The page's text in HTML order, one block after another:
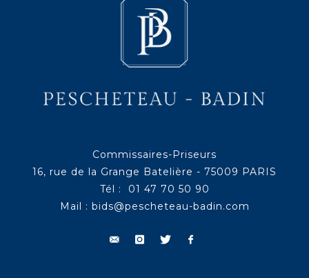
Commissaires-Priseurs
16, rue de la Grange Batelière - 75009 PARIS
Tél : 01 47 70 50 90
Mail : bids@pescheteau-badin.com